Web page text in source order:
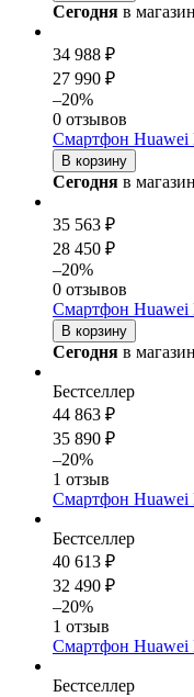
Сегодня в
34 988 ₽
27 990 ₽
–20%
0 отзывов
Смартфон Huawei
В корзину
Сегодня в
35 563 ₽
28 450 ₽
–20%
0 отзывов
Смартфон Huawei
В корзину
Сегодня в
Бестселлер
44 863 ₽
35 890 ₽
–20%
1 отзыв
Смартфон Huawei
Бестселлер
40 613 ₽
32 490 ₽
–20%
1 отзыв
Смартфон Huawei
Бестселлер